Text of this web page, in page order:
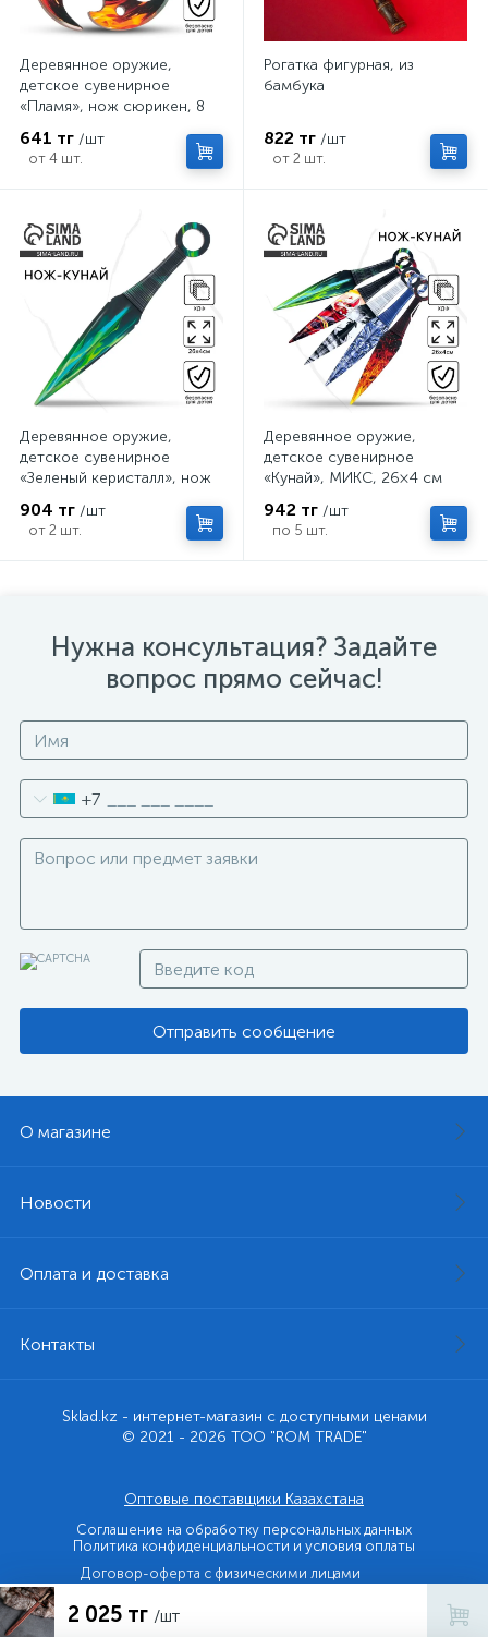
2 025 тг /шт
Деревянное оружие,
детское сувенирное
«Пламя», нож сюрикен, 8
641 тг /шт
от 4 шт.
Рогатка фигурная, из
бамбука
822 тг /шт
от 2 шт.
Деревянное оружие,
детское сувенирное
«Зеленый керисталл», нож
904 тг /шт
от 2 шт.
Деревянное оружие,
детское сувенирное
«Кунай», МИКС, 26×4 см
942 тг /шт
по 5 шт.
Нужна консультация? Задайте
вопрос прямо сейчас!
+7
Отправить сообщение
О магазине
Новости
Оплата и доставка
Контакты
Sklad.kz - интернет-магазин с доступными ценами
© 2021 - 2026 ТОО "ROM TRADE"
Оптовые поставщики Казахстана
Соглашение на обработку персональных данных
Политика конфиденциальности и условия оплаты
Договор-оферта с физическими лицами
Договор-оферта с юридическими лицами и ИП